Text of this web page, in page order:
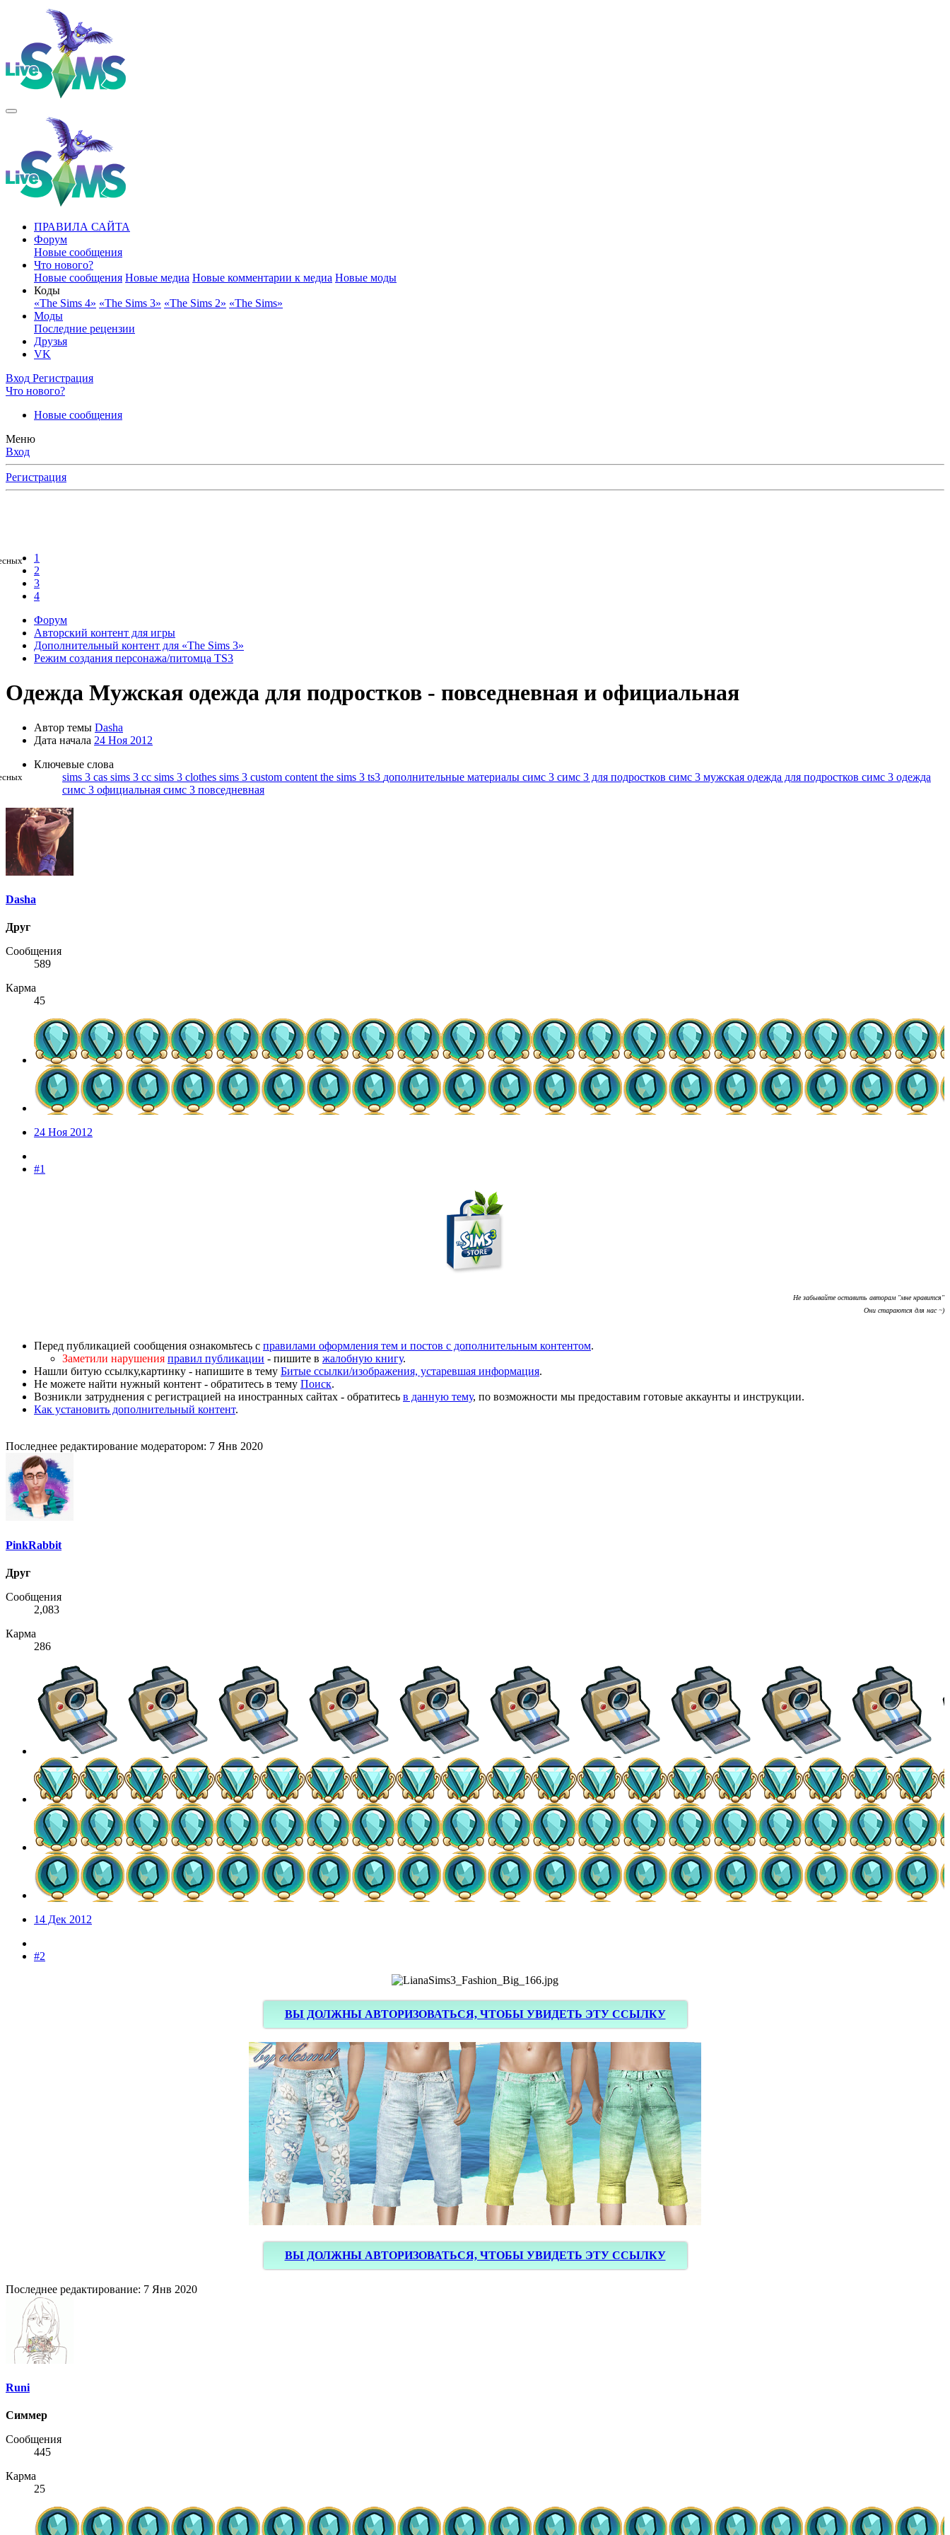
ПРАВИЛА САЙТА
Форум
Новые сообщения
Что нового?
Новые сообщения Новые медиа Новые комментарии к медиа Новые моды
Коды
«The Sims 4» «The Sims 3» «The Sims 2» «The Sims»
Моды
Последние рецензии
Друзья
VK
Вход Регистрация
Что нового?
Новые сообщения
Меню
Вход
Регистрация
1
2
3
4
Форум
Авторский контент для игры
Дополнительный контент для «The Sims 3»
Режим создания персонажа/питомца TS3
Одежда Мужская одежда для подростков - повседневная и официальная
Автор темы Dasha
Дата начала 24 Ноя 2012
Ключевые слова
sims 3 cas sims 3 cc sims 3 clothes sims 3 custom content the sims 3 ts3 дополнительные материалы симс 3 симс 3 для подростков симс 3 мужская одежда для подростков симс 3 одежда
симс 3 официальная симс 3 повседневная
Dasha
Друг
Сообщения
589
Карма
45
24 Ноя 2012
#1
Не забывайте оставить авторам "мне нравится"
Они стараются для нас ~)
Перед публикацией сообщения ознакомьтесь с правилами оформления тем и постов с дополнительным контентом.
Заметили нарушения правил публикации - пишите в жалобную книгу.
Нашли битую ссылку,картинку - напишите в тему Битые ссылки/изображения, устаревшая информация.
Не можете найти нужный контент - обратитесь в тему Поиск.
Возникли затруднения с регистрацией на иностранных сайтах - обратитесь в данную тему, по возможности мы предоставим готовые аккаунты и инструкции.
Как установить дополнительный контент.
Последнее редактирование модератором: 7 Янв 2020
PinkRabbit
Друг
Сообщения
2,083
Карма
286
14 Дек 2012
#2
ВЫ ДОЛЖНЫ АВТОРИЗОВАТЬСЯ, ЧТОБЫ УВИДЕТЬ ЭТУ ССЫЛКУ
ВЫ ДОЛЖНЫ АВТОРИЗОВАТЬСЯ, ЧТОБЫ УВИДЕТЬ ЭТУ ССЫЛКУ
Последнее редактирование: 7 Янв 2020
Runi
Симмер
Сообщения
445
Карма
25